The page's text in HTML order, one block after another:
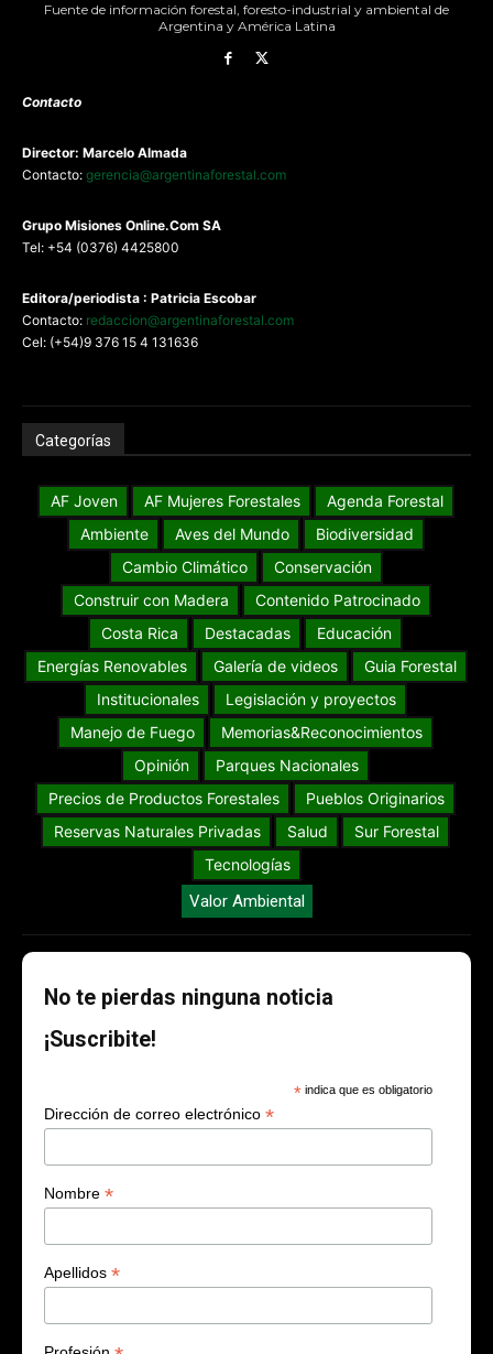
Fuente de información forestal, foresto-industrial y ambiental de
Argentina y América Latina
Contacto
Director: Marcelo Almada
Contacto: gerencia@argentinaforestal.com
Grupo Misiones Online.Com SA
Tel: +54 (0376) 4425800
Editora/periodista : Patricia Escobar
Contacto: redaccion@argentinaforestal.com
Cel: (+54)9 376 15 4 131636
Categorías
AF Joven AF Mujeres Forestales
Agenda Forestal
Ambiente
Aves del Mundo
Biodiversidad
Cambio Climático
Conservación
Construir con Madera
Contenido Patrocinado
Costa Rica
Destacadas
Educación
Energías Renovables
Galería de videos
Guia Forestal
Institucionales
Legislación y proyectos
Manejo de Fuego
Memorias&Reconocimientos
Opinión
Parques Nacionales
Precios de Productos Forestales
Pueblos Originarios
Reservas Naturales Privadas
Salud
Sur Forestal
Tecnologías
Valor Ambiental
No te pierdas ninguna noticia
¡Suscribite!
* indica que es obligatorio
Dirección de correo electrónico *
Nombre *
Apellidos *